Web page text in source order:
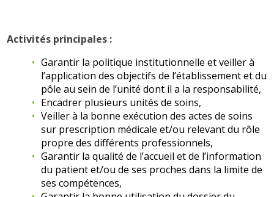
Activités principales :
Garantir la politique institutionnelle et veiller à
l’application des objectifs de l’établissement et du
pôle au sein de l’unité dont il a la responsabilité,
Encadrer plusieurs unités de soins,
Veiller à la bonne exécution des actes de soins
sur prescription médicale et/ou relevant du rôle
propre des différents professionnels,
Garantir la qualité de l’accueil et de l’information
du patient et/ou de ses proches dans la limite de
ses compétences,